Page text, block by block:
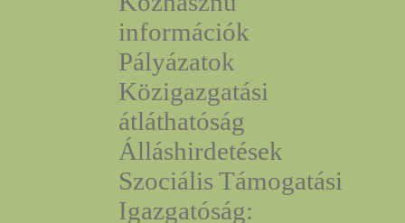
információk
Pályázatok
Közigazgatási
átláthatóság
Álláshirdetések
Szociális Támogatási
Igazgatóság: